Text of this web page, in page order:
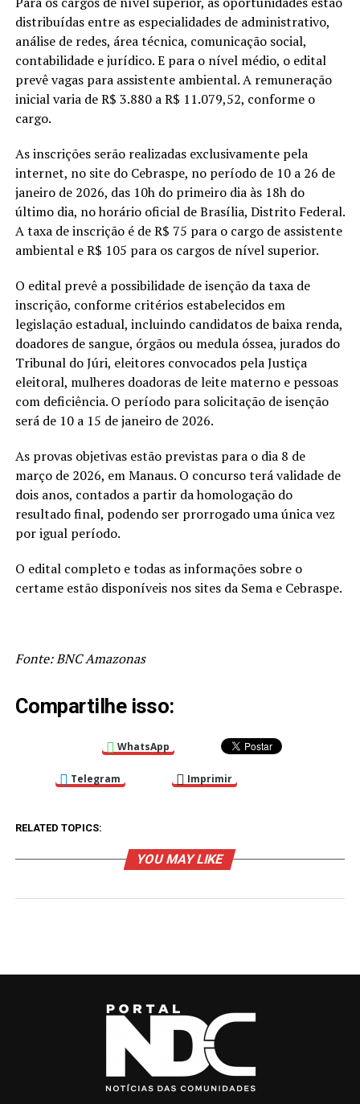
distribuídas entre as especialidades de administrativo,
análise de redes, área técnica, comunicação social,
contabilidade e jurídico. E para o nível médio, o edital
prevê vagas para assistente ambiental. A remuneração
inicial varia de R$ 3.880 a R$ 11.079,52, conforme o
cargo.
As inscrições serão realizadas exclusivamente pela
internet, no site do Cebraspe, no período de 10 a 26 de
janeiro de 2026, das 10h do primeiro dia às 18h do
último dia, no horário oficial de Brasília, Distrito Federal.
A taxa de inscrição é de R$ 75 para o cargo de assistente
ambiental e R$ 105 para os cargos de nível superior.
O edital prevê a possibilidade de isenção da taxa de
inscrição, conforme critérios estabelecidos em
legislação estadual, incluindo candidatos de baixa renda,
doadores de sangue, órgãos ou medula óssea, jurados do
Tribunal do Júri, eleitores convocados pela Justiça
eleitoral, mulheres doadoras de leite materno e pessoas
com deficiência. O período para solicitação de isenção
será de 10 a 15 de janeiro de 2026.
As provas objetivas estão previstas para o dia 8 de
março de 2026, em Manaus. O concurso terá validade de
dois anos, contados a partir da homologação do
resultado final, podendo ser prorrogado uma única vez
por igual período.
O edital completo e todas as informações sobre o
certame estão disponíveis nos sites da Sema e Cebraspe.
Fonte: BNC Amazonas
Compartilhe isso:
WhatsApp
Telegram Imprimir
RELATED TOPICS:
YOU MAY LIKE